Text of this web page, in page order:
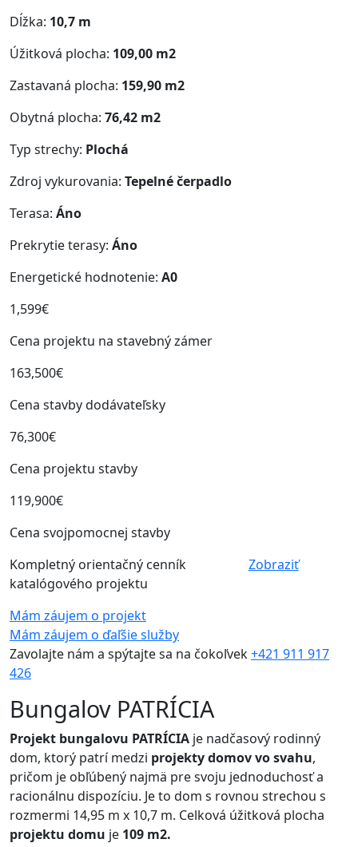
Dĺžka: 10,7 m
Úžitková plocha: 109,00 m2
Zastavaná plocha: 159,90 m2
Obytná plocha: 76,42 m2
Typ strechy: Plochá
Zdroj vykurovania: Tepelné čerpadlo
Terasa: Áno
Prekrytie terasy: Áno
Energetické hodnotenie: A0
1,599€
Cena projektu na stavebný zámer
163,500€
Cena stavby dodávateľsky
76,300€
Cena projektu stavby
119,900€
Cena svojpomocnej stavby
Kompletný orientačný cenník
katalógového projektu
Zobraziť
Mám záujem o projekt
Mám záujem o ďaľšie služby
Zavolajte nám a spýtajte sa na čokoľvek+421 911 917
426
Bungalov PATRÍCIA
Projekt bungalovu PATRÍCIA je nadčasový rodinný
dom, ktorý patrí medzi projekty domov vo svahu,
pričom je obľúbený najmä pre svoju jednoduchosť a
racionálnu dispozíciu. Je to dom s rovnou strechou s
rozmermi 14,95 m x 10,7 m. Celková úžitková plocha
projektu domu je 109 m2.